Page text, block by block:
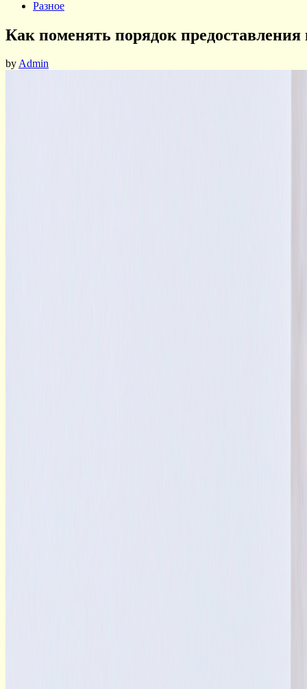
PostedРазное
Как поменять порядок предоставления
byAdmin